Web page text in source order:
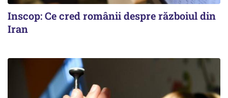
Inscop: Ce cred românii despre războiul din
Iran